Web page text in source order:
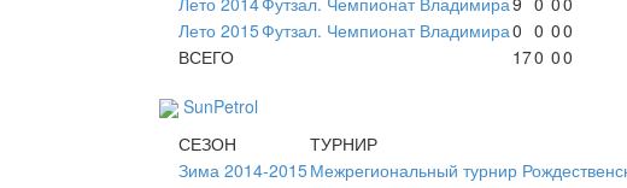
Лето 2015Футзал. Чемпионат Владимира0 0 00
ВСЕГО
170 00
SunPetrol
СЕЗОН
ТУРНИР
Зима 2014-2015Межрегиональный турнир